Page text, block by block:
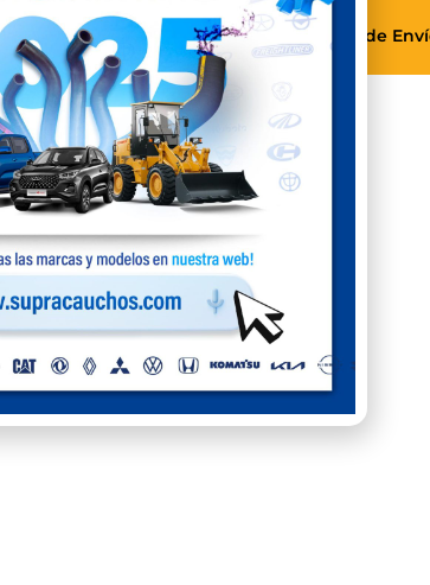
Política de Privacidad Política de